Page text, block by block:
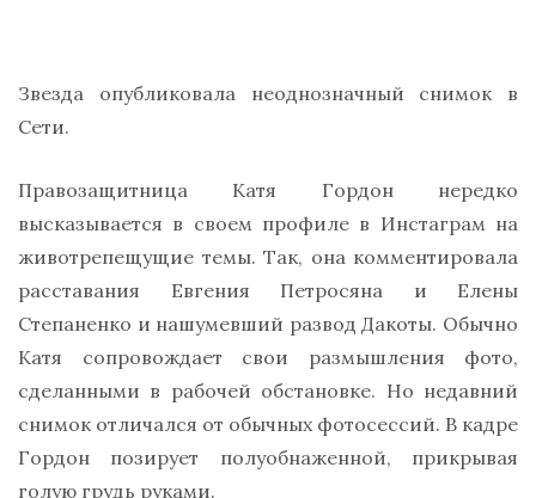
Звезда опубликовала неоднозначный снимок в
Сети.
Правозащитница Катя Гордон нередко
высказывается в своем профиле в Инстаграм на
животрепещущие темы. Так, она комментировала
расставания Евгения Петросяна и Елены
Степаненко и нашумевший развод Дакоты. Обычно
Катя сопровождает свои размышления фото,
сделанными в рабочей обстановке. Но недавний
снимок отличался от обычных фотосессий. В кадре
Гордон позирует полуобнаженной, прикрывая
голую грудь руками.